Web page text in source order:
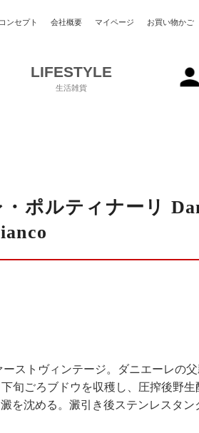
ンセプト 会社概要 マイページ お買い物かご
LIFESTYLE
生活雑貨
ポルティナーリ
ストヴィンテージ。ダニエーレの
旬ごろブドウを収穫し、圧搾後野生
を沈める。澱引き後ステンレスタン